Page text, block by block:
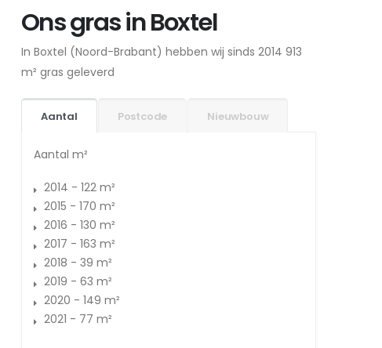
Ons gras in Boxtel
In Boxtel (Noord-Brabant) hebben wij sinds 2014 913
m² gras geleverd
Aantal Postcode Nieuwbouw
Aantal m²
2014 - 122 m²
2015 - 170 m²
2016 - 130 m²
2017 - 163 m²
2018 - 39 m²
2019 - 63 m²
2020 - 149 m²
2021 - 77 m²